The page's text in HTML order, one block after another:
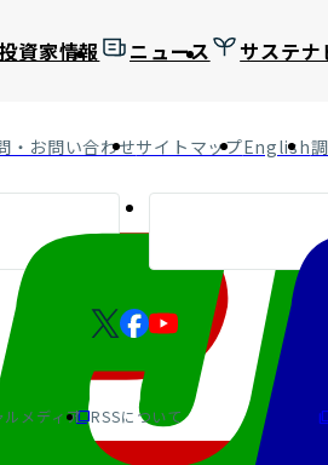
資家情報 ニュース サステナ
・お問い合わせサイトマップEnglish
ルメディア RSSについて